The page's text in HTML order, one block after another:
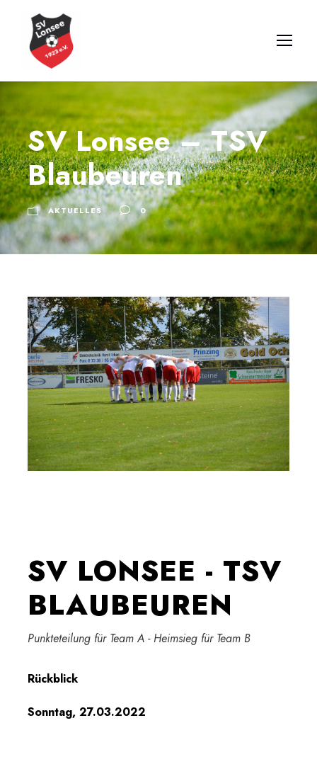
SV Lonsee – TSV
Blaubeuren
AKTUELLES 0
SV LONSEE - TSV
BLAUBEUREN
Punkteteilung für Team A - Heimsieg für Team B
Rückblick
Sonntag, 27.03.2022